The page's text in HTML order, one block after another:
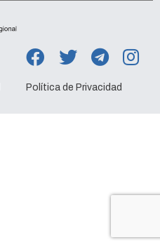
Política de Privacidad